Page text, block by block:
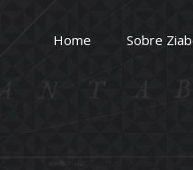
Home Sobre